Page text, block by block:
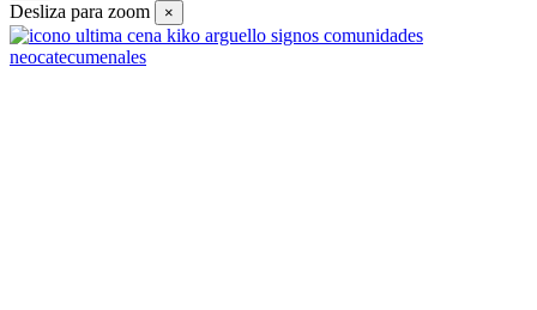
Desliza para zoom ×